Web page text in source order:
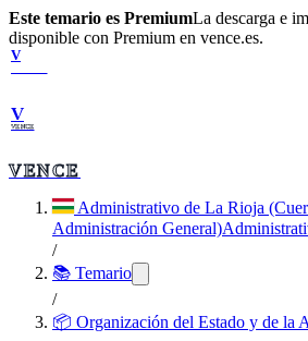
Este temario es PremiumLa descarga e
disponible con Premium en vence.es.
V
V
VENCE
VENCE
Administrativo de La Rioja
Administración General)
/
📚 Temario
/
📦 Organización del Estado y de la